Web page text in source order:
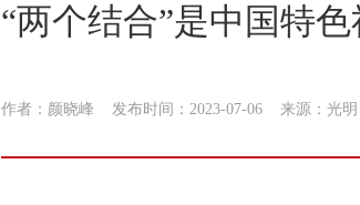
“两个结合”是中国特
作者：颜晓峰 发布时间：2023-07-06 来源： 光